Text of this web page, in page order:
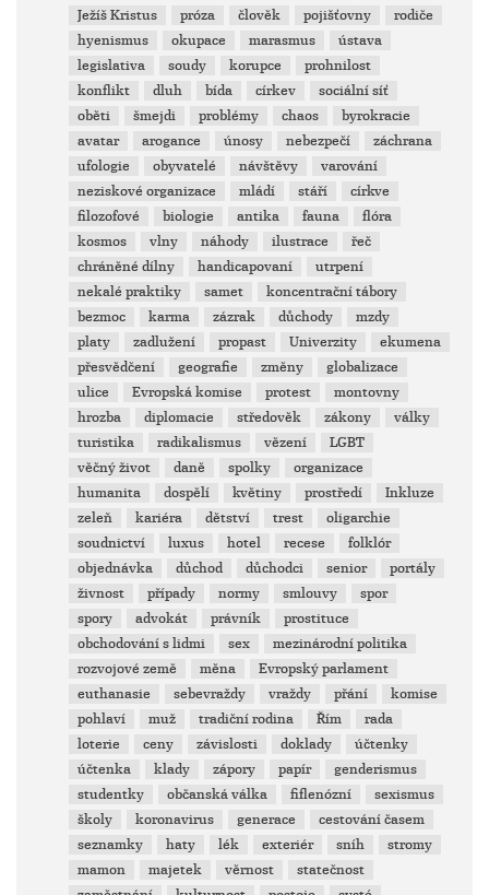
Ježíš Kristus
próza člověk pojišťovny
rodiče
hyenismus
okupace marasmus
ústava
legislativa
soudy korupce
prohnilost
konflikt
dluh bída církev
sociální síť
oběti
šmejdi problémy chaos
byrokracie
avatar
arogance únosy nebezpečí
záchrana
ufologie
obyvatelé návštěvy
varování
neziskové organizace
mládí stáří
církve
filozofové
biologie antika fauna
flóra
kosmos
vlny náhody ilustrace
řeč
chráněné dílny
handicapovaní
utrpení
nekalé praktiky
samet
koncentrační tábory
bezmoc
karma zázrak důchody
mzdy
platy
zadlužení propast Univerzity
ekumena
přesvědčení
geografie změny
globalizace
ulice
Evropská komise protest
montovny
hrozba
diplomacie středověk zákony
války
turistika
radikalismus vězení
LGBT
věčný život
daně spolky
organizace
humanita
dospělí květiny prostředí
Inkluze
zeleň
kariéra dětství trest
oligarchie
soudnictví
luxus hotel recese
folklór
objednávka
důchod důchodci senior
portály
živnost
případy normy smlouvy
spor
spory
advokát právník
prostituce
obchodování s lidmi
sex
mezinárodní politika
rozvojové země
měna
Evropský parlament
euthanasie
sebevraždy vraždy přání
komise
pohlaví
muž tradiční rodina Řím
rada
loterie
ceny závislosti doklady
účtenky
účtenka
klady zápory papír
genderismus
studentky
občanská válka fiflenózní
sexismus
školy
koronavirus generace
cestování časem
seznamky
haty lék exteriér sníh
stromy
mamon
majetek věrnost
statečnost